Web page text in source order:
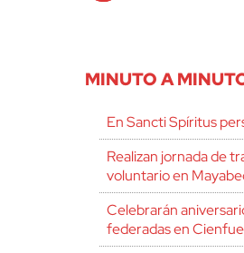
MINUTO A
En Sancti Spíritus
Realizan jornada de
voluntario en
Celebrarán
federadas en